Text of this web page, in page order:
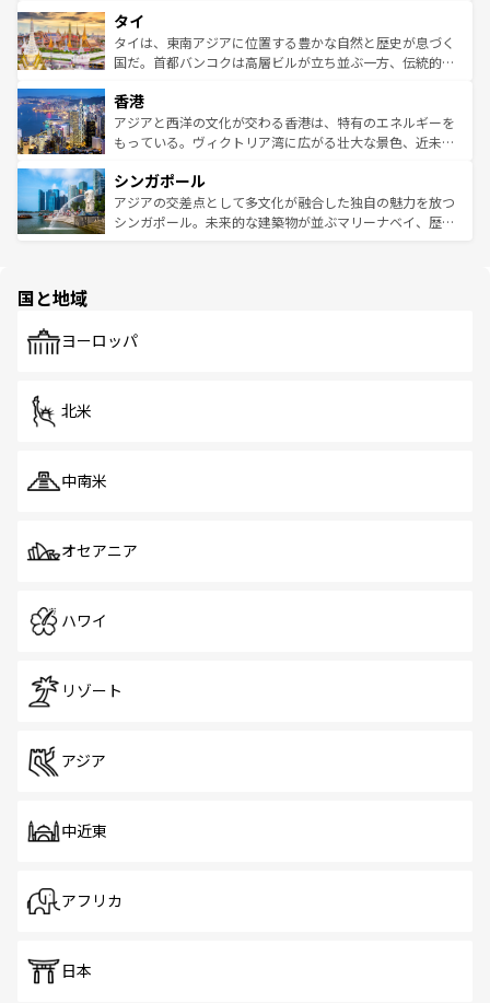
リティに包まれながら、韓国の多彩な魅力を心ゆくまで味
わってみてほしい。 なお、新着の韓国情報はコンテンツ一
覧を参照してほしい。
急速な発展と共に伝統が息づく。ハノイの古い町並みやホ
ーチミン市のフランス統治時代の建物も、独特の雰囲気を
醸し出している。また、バラエティの豊かさとおいしさで
とつ。フォーやバインミー、ベトナムコーヒーなどは、ぜ
ひ現地で味わいたい。どの地域を訪れてもあたたかい人々
が旅行者を迎えてくれるので、きっと忘れられない旅にな
参照してほしい。
タイ
タイは、東南アジアに位置する豊かな自然と歴史が息づく
国だ。首都バンコクは高層ビルが立ち並ぶ一方、伝統的な
の活気が交差している。北部ではチェンマイなどの山岳地
帯で自然と触れ合い、南部ではプーケットやクラビの美し
いビーチでリゾート気分を楽しむことができる。タイ料理
激する。気候は一年中温暖で、どの季節にも異なる楽しみ
が待っている。親しみやすいタイの人々、仏教を中心とし
た文化、そして多様な観光資源が、訪れる旅人を魅了し続
香港
アジアと西洋の文化が交わる香港は、特有のエネルギーを
もっている。ヴィクトリア湾に広がる壮大な景色、近未来
み、どこを訪れても感動するはず。観光スポットが密集し
ており、効率よく見どころを回れるのも魅力。息をのむよ
うな絶景から文化的な体験まで、香港を存分に楽しみ尽く
シンガポール
アジアの交差点として多文化が融合した独自の魅力を放つ
シンガポール。未来的な建築物が並ぶマリーナベイ、歴史
で、ホーカーズは地元の風情を楽しめる外せないスポット
国と地域
ヨーロッパ
北米
中南米
オセアニア
ハワイ
リゾート
アジア
中近東
アフリカ
日本